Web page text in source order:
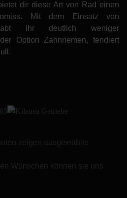
dir diese Art von Rad einen
Mit dem Einsatz von
habt ihr deutlich weniger
Option Zahnriemen, tendiert
zeigen ausgewählte
Wünschen können sie uns